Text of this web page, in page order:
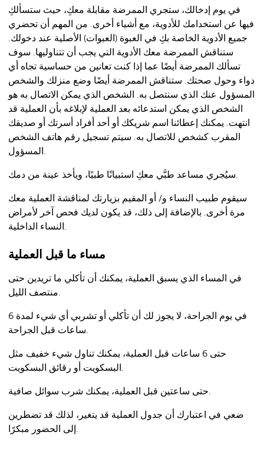
في يوم إدخالك، ستجري الممرضة مقابلة معكِ، حيث ستسألكِ
فيها عن استخدامك للأدوية، مع أشياء أخرى. من المهم أن تحضري
جميع الأدوية الخاصة بكِ في العبوة (العبوات) الأصلية عند دخولك.
ستناقش الممرضة معك الأدوية التي يجب أن تتناوليها. سوف
تسألك الممرضة أيضًا عما إذا كنت تعانين من حساسية تجاه أي
دواء وحول صحتك. ستناقش الممرضة أيضًا وضع منزلك والشخص
المسؤول عنك الذي سنتصل به. الشخص الذي يمكن الاتصال به هو
الشخص الذي يمكن استدعائه بعد العملية لإبلاغه بأن العملية قد
انتهت. يمكنك إعطائنا اسم شريكك أو أحد أفراد أسرتك أو صديقك
المقرب كشخص للاتصال به. سيتم تسجيل رقم هاتف الشخص
المسؤول.
سيُجري مساعد طبَّي معكِ استبيانًا طبيًا، ويأخذ عينة من دمك.
سيقوم طبيب النساء و/ أو المقيم بزيارتك لمناقشة العملية معك
مرة أخرى. بالإضافة إلى ذلك، قد يكون لديك فحص آخر لأمراض
النساء الداخلية.
مساء ما قبل العملية
في المساء الذي يسبق العملية، يمكنك أن تأكلي ما تريدين حتى
منتصف الليل.
في يوم الجراحة، لا يجوز لك أن تأكلي أو تشربي أي شيء لمدة 6
ساعات قبل الجراحة.
حتى 6 ساعات قبل العملية، يمكنك تناول شيء خفيف مثل
البسكويت أو رقائق البسكويت.
حتى ساعتين قبل العملية، يمكنك شرب سوائل صافية.
ضعي في اعتبارك أن جدول العملية قد يتغير، لذلك قد تضطرين
إلى الحضور مبكرًا.